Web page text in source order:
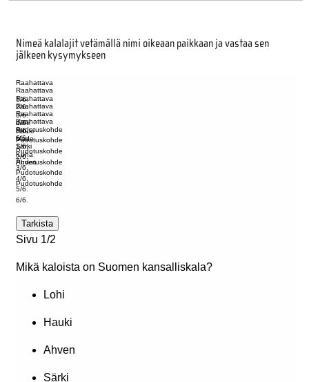
Nimeä kalalajit vetämällä nimi oikeaan paikkaan ja vastaa sen
jälkeen kysymykseen